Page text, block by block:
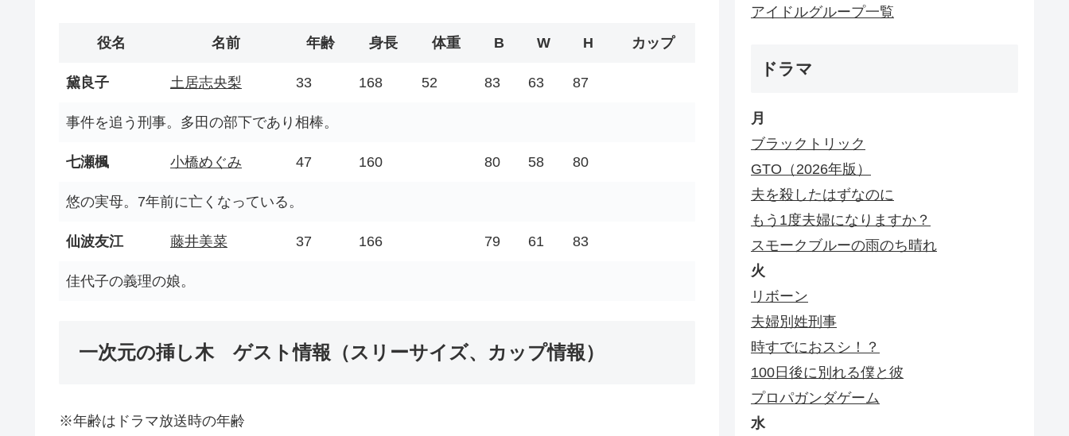
役名 名前 年齢 身長 体重 B W H カップ
黛良子 土居志央梨 33 168 52 83 63 87
事件を追う刑事。多田の部下であり相棒。
七瀬楓 小橋めぐみ 47 160 80 58 80
悠の実母。7年前に亡くなっている。
仙波友江 藤井美菜 37 166 79 61 83
佳代子の義理の娘。
一次元の挿し木 ゲスト情報（スリーサイズ、カップ情報）
※年齢はドラマ放送時の年齢
アイドルグループ一覧
ドラマ
月
ブラックトリック
GTO（2026年版）
夫を殺したはずなのに
もう1度夫婦になりますか？
スモークブルーの雨のち晴れ
火
リボーン
夫婦別姓刑事
時すでにおスシ！？
100日後に別れる僕と彼
プロパガンダゲーム
水